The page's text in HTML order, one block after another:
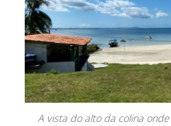
A vista do alto da colina